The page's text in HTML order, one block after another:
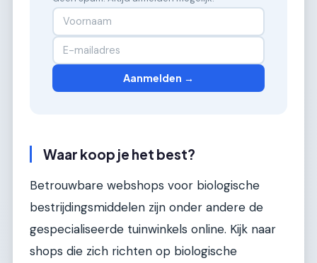
Aanmelden →
Waar koop je het best?
Betrouwbare webshops voor biologische
bestrijdingsmiddelen zijn onder andere de
gespecialiseerde tuinwinkels online. Kijk naar
shops die zich richten op biologische